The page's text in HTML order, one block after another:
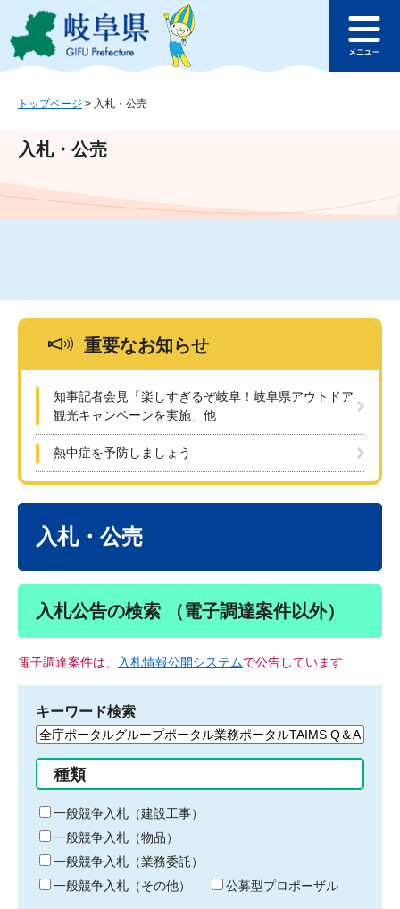
ジ
ュ
文
このページの本文へ
ュ
トップページ > 入札・公売
入札・公売
重要なお知らせ
知事記者会見「楽しすぎるぞ岐阜！岐阜県アウトドア
観光キャンペーンを実施」他
熱中症を予防しましょう
入札・公売
入札公告の検索 （電子調達案件以外）
電子調達案件は、 入札情報公開システムで公告しています
キーワード検索
検
る
キ
ー
ワ
ー
ド
種類
一般競争入札（建設工事）
一般競争入札（物品）
一般競争入札（業務委託）
一般競争入札（その他）
公募型プロポーザル